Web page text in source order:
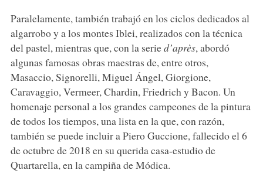
Paralelamente, también trabajó en los ciclos dedicados al
algarrobo y a los montes Iblei, realizados con la técnica
del pastel, mientras que, con la seried’après, abordó
algunas famosas obras maestras de, entre otros,
Masaccio, Signorelli, Miguel Ángel, Giorgione,
Caravaggio, Vermeer, Chardin, Friedrich y Bacon. Un
homenaje personal a los grandes campeones de la pintura
de todos los tiempos, una lista en la que, con razón,
también se puede incluir a Piero Guccione, fallecido el 6
de octubre de 2018 en su querida casa-estudio de
Quartarella, en la campiña de Módica.